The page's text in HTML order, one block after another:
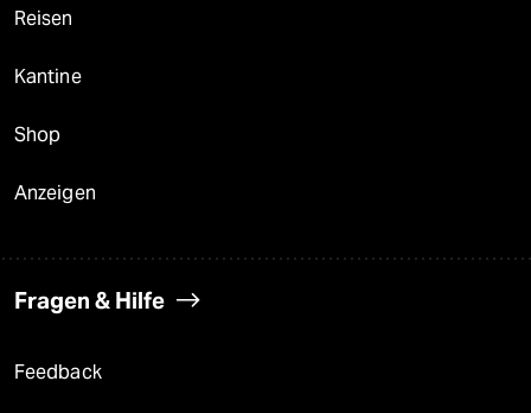
Reisen
Kantine
Shop
Anzeigen
Fragen & Hilfe
Feedback